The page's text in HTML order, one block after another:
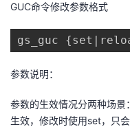
GUC命令修改参数格式
gs_guc
参数说明：
参数的生效情况分两种场
生效，修改时使用set，只